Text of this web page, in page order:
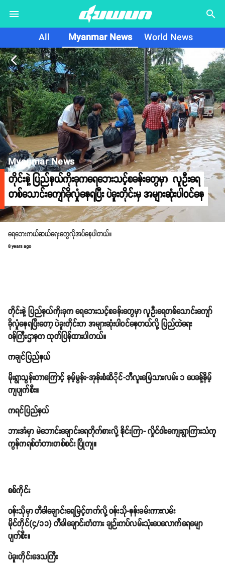
search
All Myanmar News World News
arrow_back_ios
Myanmar News
တိုင်းနဲ့ ပြည်နယ်ကိုးခုကရေဘေးသင့်စခန်းတွေမှာ လူဦးရေ
တစ်သောင်းကျော်ခိုလှုံနေရပြီး ပဲခူးတိုင်းမှ အများဆုံးပါဝင်နေ
ရေဘေးကယ်ဆယ်ရေးတွေလိုအပ်နေပါတယ်။
8 years ago
တိုင်းနဲ့ ပြည်နယ်ကိုးခုက ရေဘေးသင့်စခန်းတွေမှာ လူဦးရေတစ်သောင်းကျော်
ခိုလှုံနေရပြီးတော့ ပဲခူးတိုင်းက အများဆုံးပါဝင်နေတယ်လို့ ပြည်ထဲရေး
ဝန်ကြီးဌာနက ထုတ်ပြန်ထားပါတယ်။
ကချင်ပြည်နယ်
မိုးရွာသွန်းတာကြောင့် နမ့်မွန်း-အုန်းစံဆိိုင်-ဘီလူးမြေသားလမ်း ၁ ပေခန့်နိမ့်
ကျပျက်စီး။
ကရင်ပြည်နယ်
ဘားအံမှာ မဲဘောင်းချောင်းရေတိုက်စားလို့ နိုင်းကြာ- လှိုင်ဝါးကျေးရွာကြားသံကူ
ကွန်ကရစ်တံတားတစ်စင်း ပြိုကျ။
စစ်ကိုင်း
ဝန်းသိုမှာ တီခါချောင်းရေမြင့်တက်လို့ ဝန်းသို-နန်းခမ်းကားလမ်း
မိုင်တိုင်(၄/၁၁) တီခါချောင်းတံတား ချဉ်းကပ်လမ်းသုံးပေလောက်ရေမျော
ပျက်စီး။
ပဲခူးတိုင်းဒေသကြီး